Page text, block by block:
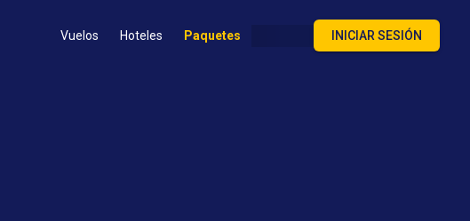
Vuelos Hoteles Paquetes INICIAR SESIÓN